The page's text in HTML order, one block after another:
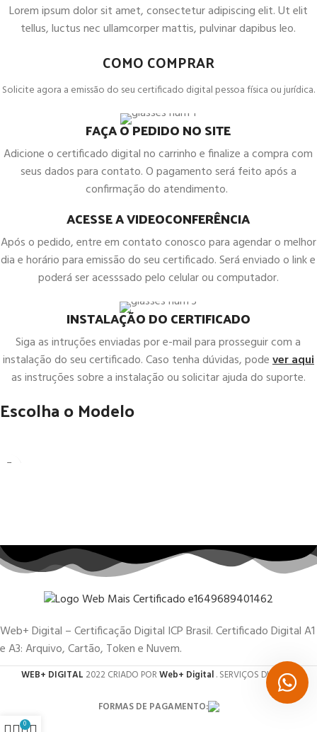
Lorem ipsum dolor sit amet, consectetur adipiscing elit. Ut elit
tellus, luctus nec ullamcorper mattis, pulvinar dapibus leo.
COMO COMPRAR
Solicite agora a emissão do seu certificado digital pessoa física ou jurídica.
FAÇA O PEDIDO NO SITE
Adicione o certificado digital no carrinho e finalize a compra com
seus dados para contato. O pagamento será feito após a
confirmação do atendimento.
ACESSE A VIDEOCONFERÊNCIA
Após o pedido, entre em contato conosco para agendar o melhor
dia e horário para emissão do seu certificado. Será enviado o link e
poderá ser acesssado pelo celular ou computador.
INSTALAÇÃO DO CERTIFICADO
Siga as intruções enviadas por e-mail para prosseguir com a
instalação do seu certificado. Caso tenha dúvidas, podever aqui
as instruções sobre a instalação ou solicitar ajuda do suporte.
Escolha o Modelo
Web+ Digital – Certificação Digital ICP Brasil. Certificado Digital A1
e A3: Arquivo, Cartão, Token e Nuvem.
WEB+ DIGITAL 2022 CRIADO PORWeb+ Digital. SERVIÇOS DIGITAIS.
FORMAS DE PAGAMENTO:
0